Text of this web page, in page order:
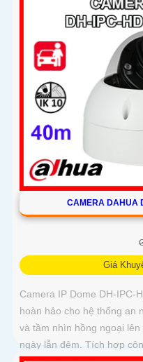
CAMERA DAHUA
Giá
Camera IP Dome DH-IPC-
hoàn hảo cho hệ thống an
và tầm nhìn hồng ngoại
ngày lẫn đêm. Tích hợp